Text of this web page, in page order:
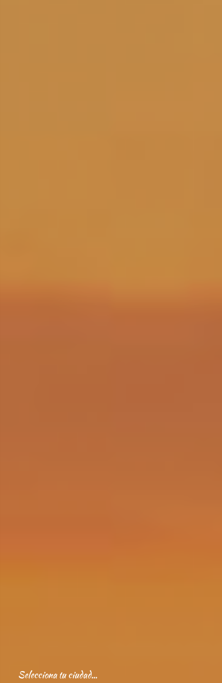
Selecciona tu ciudad...